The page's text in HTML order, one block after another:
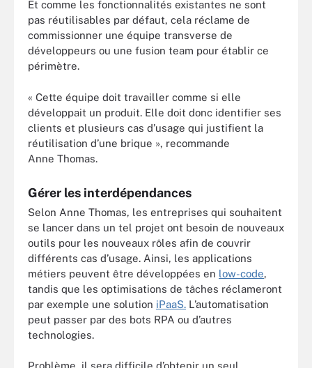
Et comme les fonctionnalités existantes ne sont
pas réutilisables par défaut, cela réclame de
commissionner une équipe transverse de
développeurs ou une fusion team pour établir ce
périmètre.
« Cette équipe doit travailler comme si elle
développait un produit. Elle doit donc identifier ses
clients et plusieurs cas d’usage qui justifient la
réutilisation d’une brique », recommande
Anne Thomas.
Gérer les interdépendances
Selon Anne Thomas, les entreprises qui souhaitent
se lancer dans un tel projet ont besoin de nouveaux
outils pour les nouveaux rôles afin de couvrir
différents cas d’usage. Ainsi, les applications
métiers peuvent être développées en low-code,
tandis que les optimisations de tâches réclameront
par exemple une solution iPaaS. L’automatisation
peut passer par des bots RPA ou d’autres
technologies.
Problème, il sera difficile d’obtenir un seul